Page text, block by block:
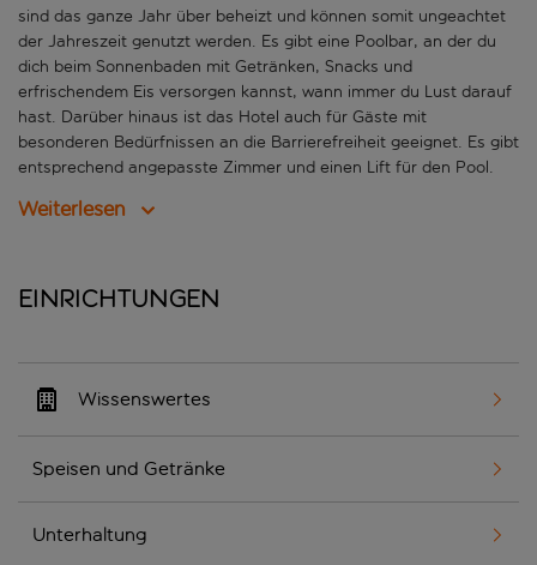
sind das ganze Jahr über beheizt und können somit ungeachtet
der Jahreszeit genutzt werden. Es gibt eine Poolbar, an der du
dich beim Sonnenbaden mit Getränken, Snacks und
erfrischendem Eis versorgen kannst, wann immer du Lust darauf
hast. Darüber hinaus ist das Hotel auch für Gäste mit
besonderen Bedürfnissen an die Barrierefreiheit geeignet. Es gibt
entsprechend angepasste Zimmer und einen Lift für den Pool.
Weiterlesen
Einrichtungen
Wissenswertes
Speisen und Getränke
Unterhaltung